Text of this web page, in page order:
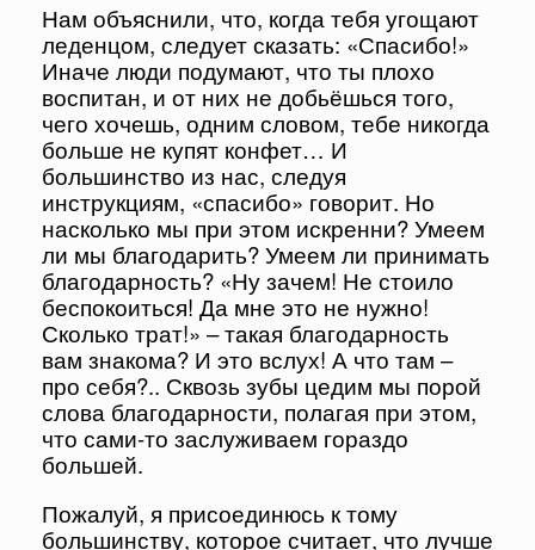
Нам объяснили, что, когда тебя угощают
леденцом, следует сказать: «Спасибо!»
Иначе люди подумают, что ты плохо
воспитан, и от них не добьёшься того,
чего хочешь, одним словом, тебе никогда
больше не купят конфет… И
большинство из нас, следуя
инструкциям, «спасибо» говорит. Но
насколько мы при этом искренни? Умеем
ли мы благодарить? Умеем ли принимать
благодарность? «Ну зачем! Не стоило
беспокоиться! Да мне это не нужно!
Сколько трат!» – такая благодарность
вам знакома? И это вслух! А что там –
про себя?.. Сквозь зубы цедим мы порой
слова благодарности, полагая при этом,
что сами-то заслуживаем гораздо
большей.
Пожалуй, я присоединюсь к тому
большинству, которое считает, что лучше